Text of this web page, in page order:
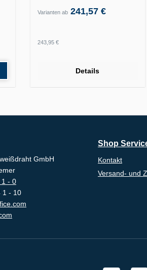
Legierung…
Varianten ab241,57 €
Regulärer Preis:
243,95 €
Details
GmbH
1 - 0
1 - 10
Shop
Kontakt
Versand- und